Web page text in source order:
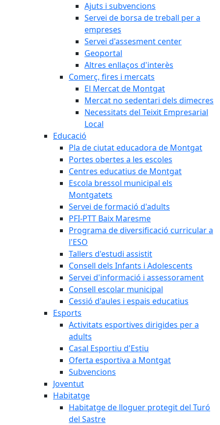
Ajuts i subvencions
Servei de borsa de treball per a
empreses
Servei d'assesment center
Geoportal
Altres enllaços d'interès
Comerç, fires i mercats
El Mercat de Montgat
Mercat no sedentari dels dimecres
Necessitats del Teixit Empresarial
Local
Educació
Pla de ciutat educadora de Montgat
Portes obertes a les escoles
Centres educatius de Montgat
Escola bressol municipal els
Montgatets
Servei de formació d'adults
PFI-PTT Baix Maresme
Programa de diversificació curricular a
l'ESO
Tallers d'estudi assistit
Consell dels Infants i Adolescents
Servei d'informació i assessorament
Consell escolar municipal
Cessió d'aules i espais educatius
Esports
Activitats esportives dirigides per a
adults
Casal Esportiu d'Estiu
Oferta esportiva a Montgat
Subvencions
Joventut
Habitatge
Habitatge de lloguer protegit del Turó
del Sastre